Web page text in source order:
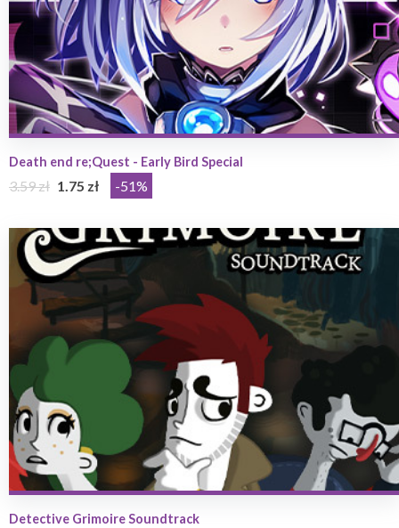
Death end re;Quest - Early Bird Special
3.59 zł 1.75 zł -51%
Detective Grimoire Soundtrack